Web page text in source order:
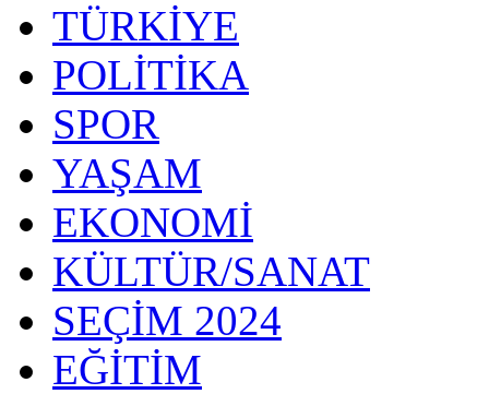
TÜRKİYE
POLİTİKA
SPOR
YAŞAM
EKONOMİ
KÜLTÜR/SANAT
SEÇİM 2024
EĞİTİM